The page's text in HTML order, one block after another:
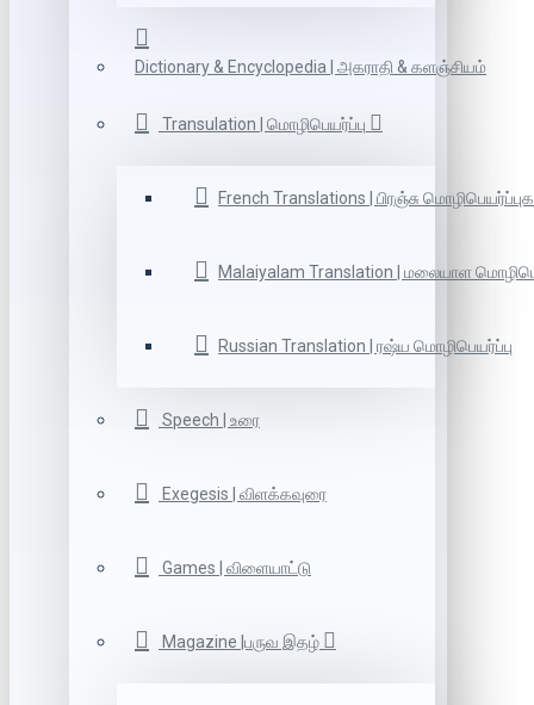
Dictionary & Encyclopedia | அகராதி & களஞ்சியம்
Transulation | மொழிபெயர்ப்பு
French Translations | பிரஞ்சு
Malaiyalam Translation | மலையாள
Russian Translation | ரஷ்ய மொழிபெயர்ப்பு
Speech | உரை
Exegesis | விளக்கவுரை
Games | விளையாட்டு
Magazine |பருவ இதழ்